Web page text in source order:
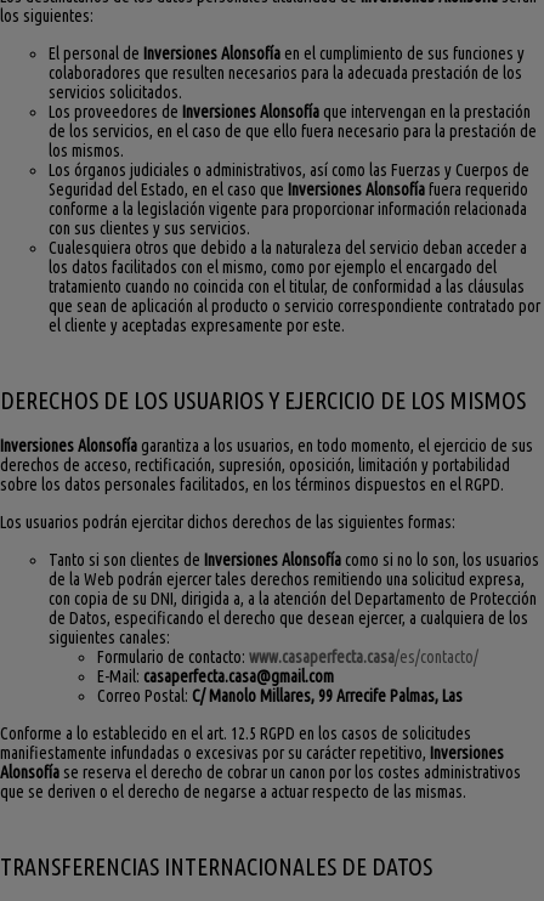
los siguientes:
El personal de Inversiones Alonsofíaen el cumplimiento de sus funciones y
colaboradores que resulten necesarios para la adecuada prestación de los
servicios solicitados.
Los proveedores de Inversiones Alonsofía que intervengan en la prestación
de los servicios, en el caso de que ello fuera necesario para la prestación de
los mismos.
Los órganos judiciales o administrativos, así como las Fuerzas y Cuerpos de
Seguridad del Estado, en el caso que Inversiones Alonsofíafuera requerido
conforme a la legislación vigente para proporcionar información relacionada
con sus clientes y sus servicios.
Cualesquiera otros que debido a la naturaleza del servicio deban acceder a
los datos facilitados con el mismo, como por ejemplo el encargado del
tratamiento cuando no coincida con el titular, de conformidad a las cláusulas
que sean de aplicación al producto o servicio correspondiente contratado por
el cliente y aceptadas expresamente por este.
DERECHOS DE LOS USUARIOS Y EJERCICIO DE LOS MISMOS
Inversiones Alonsofía garantiza a los usuarios, en todo momento, el ejercicio de sus
derechos de acceso, rectificación, supresión, oposición, limitación y portabilidad
sobre los datos personales facilitados, en los términos dispuestos en el RGPD.
Los usuarios podrán ejercitar dichos derechos de las siguientes formas:
Tanto si son clientes de Inversiones Alonsofía como si no lo son, los usuarios
de la Web podrán ejercer tales derechos remitiendo una solicitud expresa,
con copia de su DNI, dirigida a, a la atención del Departamento de Protección
de Datos, especificando el derecho que desean ejercer, a cualquiera de los
siguientes canales:
Formulario de contacto: www.casaperfecta.casa/es/contacto/
E-Mail: casaperfecta.casa@gmail.com
Correo Postal: C/ Manolo Millares, 99 Arrecife Palmas, Las
Conforme a lo establecido en el art. 12.5 RGPD en los casos de solicitudes
manifiestamente infundadas o excesivas por su carácter repetitivo, Inversiones
Alonsofía se reserva el derecho de cobrar un canon por los costes administrativos
que se deriven o el derecho de negarse a actuar respecto de las mismas.
TRANSFERENCIAS INTERNACIONALES DE DATOS